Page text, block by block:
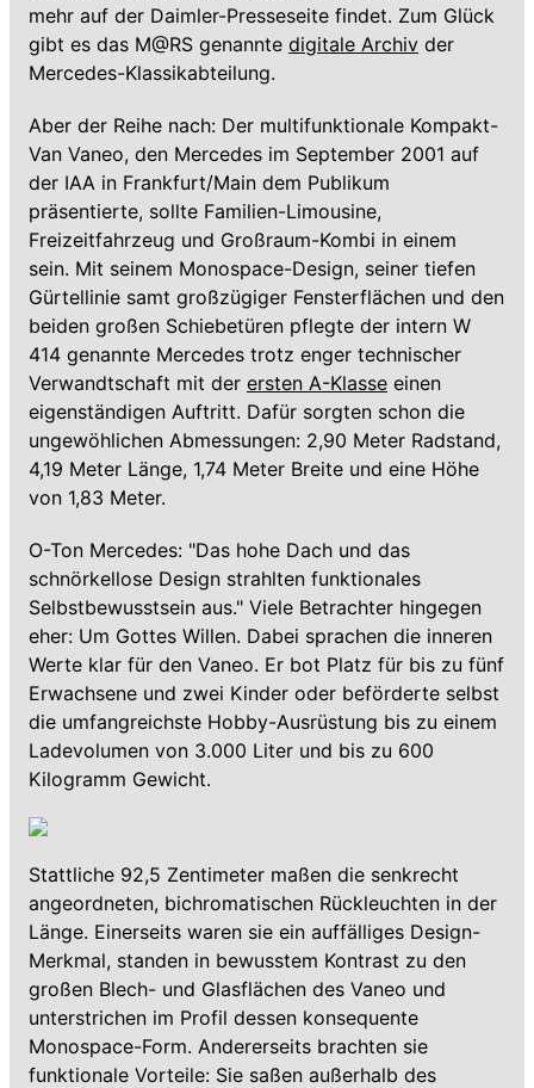
mehr auf der Daimler-Presseseite findet. Zum Glück
gibt es das M@RS genannte digitale Archiv der
Mercedes-Klassikabteilung.
Aber der Reihe nach: Der multifunktionale Kompakt-
Van Vaneo, den Mercedes im September 2001 auf
der IAA in Frankfurt/Main dem Publikum
präsentierte, sollte Familien-Limousine,
Freizeitfahrzeug und Großraum-Kombi in einem
sein. Mit seinem Monospace-Design, seiner tiefen
Gürtellinie samt großzügiger Fensterflächen und den
beiden großen Schiebetüren pflegte der intern W
414 genannte Mercedes trotz enger technischer
Verwandtschaft mit der ersten A-Klasse einen
eigenständigen Auftritt. Dafür sorgten schon die
ungewöhlichen Abmessungen: 2,90 Meter Radstand,
4,19 Meter Länge, 1,74 Meter Breite und eine Höhe
von 1,83 Meter.
O-Ton Mercedes: "Das hohe Dach und das
schnörkellose Design strahlten funktionales
Selbstbewusstsein aus." Viele Betrachter hingegen
eher: Um Gottes Willen. Dabei sprachen die inneren
Werte klar für den Vaneo. Er bot Platz für bis zu fünf
Erwachsene und zwei Kinder oder beförderte selbst
die umfangreichste Hobby-Ausrüstung bis zu einem
Ladevolumen von 3.000 Liter und bis zu 600
Kilogramm Gewicht.
Stattliche 92,5 Zentimeter maßen die senkrecht
angeordneten, bichromatischen Rückleuchten in der
Länge. Einerseits waren sie ein auffälliges Design-
Merkmal, standen in bewusstem Kontrast zu den
großen Blech- und Glasflächen des Vaneo und
unterstrichen im Profil dessen konsequente
Monospace-Form. Andererseits brachten sie
funktionale Vorteile: Sie saßen außerhalb des